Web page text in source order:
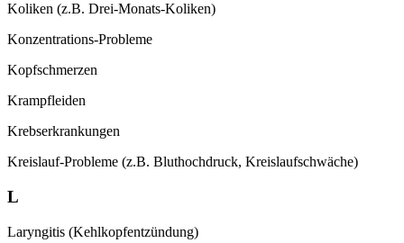
Koliken (z.B. Drei-Monats-Koliken)
Konzentrations-Probleme
Kopfschmerzen
Krampfleiden
Krebserkrankungen
Kreislauf-Probleme (z.B. Bluthochdruck, Kreislaufschwäche)
L
Laryngitis (Kehlkopfentzündung)